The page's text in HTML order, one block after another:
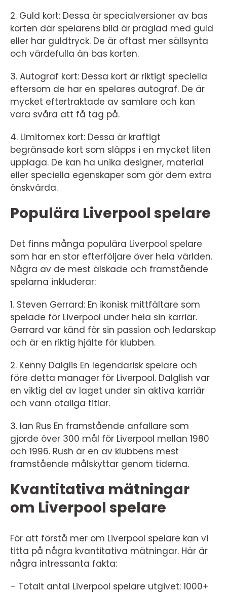
2. Guld kort: Dessa är specialversioner av bas
korten där spelarens bild är präglad med guld
eller har guldtryck. De är oftast mer sällsynta
och värdefulla än bas korten.
3. Autograf kort: Dessa kort är riktigt speciella
eftersom de har en spelares autograf. De är
mycket eftertraktade av samlare och kan
vara svåra att få tag på.
4. Limitomex kort: Dessa är kraftigt
begränsade kort som släpps i en mycket liten
upplaga. De kan ha unika designer, material
eller speciella egenskaper som gör dem extra
önskvärda.
Populära Liverpool spelare
Det finns många populära Liverpool spelare
som har en stor efterföljare över hela världen.
Några av de mest älskade och framstående
spelarna inkluderar:
1. Steven Gerrard: En ikonisk mittfältare som
spelade för Liverpool under hela sin karriär.
Gerrard var känd för sin passion och ledarskap
och är en riktig hjälte för klubben.
2. Kenny Dalglis En legendarisk spelare och
före detta manager för Liverpool. Dalglish var
en viktig del av laget under sin aktiva karriär
och vann otaliga titlar.
3. Ian Rus En framstående anfallare som
gjorde över 300 mål för Liverpool mellan 1980
och 1996. Rush är en av klubbens mest
framstående målskyttar genom tiderna.
Kvantitativa mätningar
om Liverpool spelare
För att förstå mer om Liverpool spelare kan vi
titta på några kvantitativa mätningar. Här är
några intressanta fakta:
– Totalt antal Liverpool spelare utgivet: 1000+